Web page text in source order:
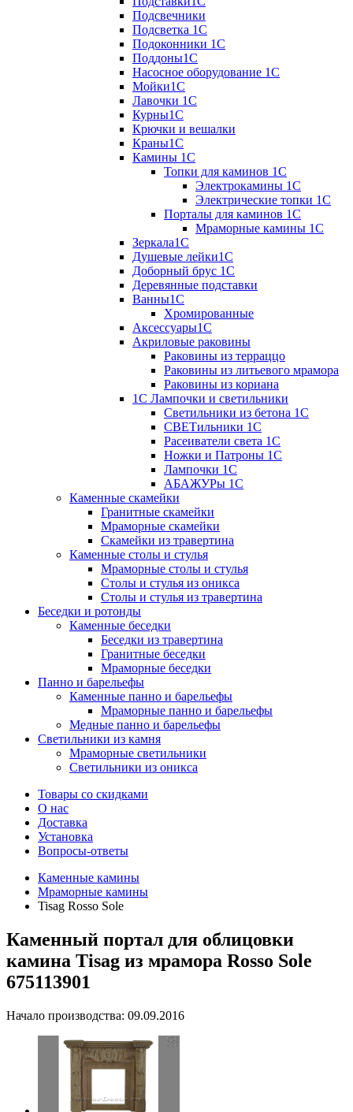
Подсвечники
Подсветка 1С
Подоконники 1С
Поддоны1С
Насосное оборудование 1С
Мойки1С
Лавочки 1С
Курны1С
Крючки и вешалки
Краны1С
Камины 1C
Топки для каминов 1C
Электрокамины 1С
Электрические топки 1C
Порталы для каминов 1С
Мраморные камины 1C
Зеркала1С
Душевые лейки1С
Доборный брус 1С
Деревянные подставки
Ванны1С
Хромированные
Аксессуары1С
Акриловые раковины
Раковины из терраццо
Раковины из литьевого мрамора
Раковины из кориана
1С Лампочки и светильники
Светильники из бетона 1С
СВЕТильники 1С
Расеиватели света 1С
Ножки и Патроны 1С
Лампочки 1С
АБАЖУРы 1С
Каменные скамейки
Гранитные скамейки
Мраморные скамейки
Скамейки из травертина
Каменные столы и стулья
Мраморные столы и стулья
Столы и стулья из оникса
Столы и стулья из травертина
Беседки и ротонды
Каменные беседки
Беседки из травертина
Гранитные беседки
Мраморные беседки
Панно и барельефы
Каменные панно и барельефы
Мраморные панно и барельефы
Медные панно и барельефы
Светильники из камня
Мраморные светильники
Светильники из оникса
Товары со скидками
О нас
Доставка
Установка
Вопросы-ответы
Каменные камины
Мраморные камины
Tisag Rosso Sole
Каменный портал для облицовки
камина Tisag из мрамора Rosso Sole
675113901
Начало производства: 09.09.2016